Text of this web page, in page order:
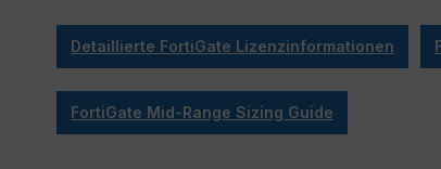
Detaillierte FortiGate Lizenzinformationen
FortiGate Mid-Range Sizing Guide